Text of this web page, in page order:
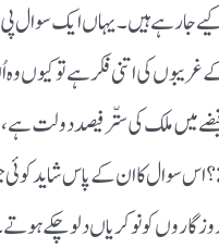
کیے جا رہے ہیں ۔ یہاں ایک
غریبوں کی اتنی فکر ہے تو کیوں
ملک کی ستّر فیصد دولت ہے ،
اس سوال کا ان کے پاس شاید کوئی
کو نوکریاں دلو چکے